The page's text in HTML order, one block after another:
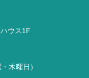
ウス1F
木曜日）